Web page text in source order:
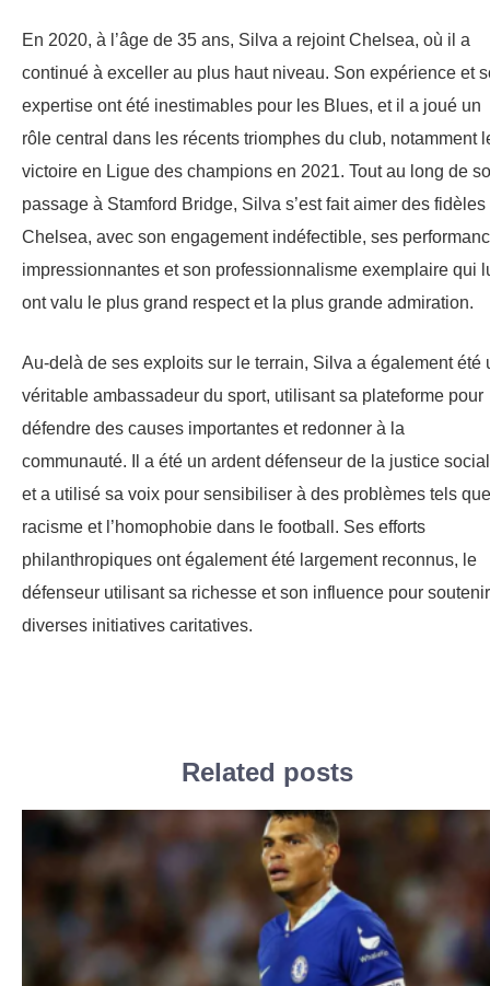
En 2020, à l’âge de 35 ans, Silva a rejoint Chelsea, où il a
continué à exceller au plus haut niveau. Son expérience et
expertise ont été inestimables pour les Blues, et il a joué un
rôle central dans les récents triomphes du club, notamment
victoire en Ligue des champions en 2021. Tout au long de
passage à Stamford Bridge, Silva s’est fait aimer des fidèles
Chelsea, avec son engagement indéfectible, ses
impressionnantes et son professionnalisme exemplaire qui
ont valu le plus grand respect et la plus grande admiration.
Au-delà de ses exploits sur le terrain, Silva a également été
véritable ambassadeur du sport, utilisant sa plateforme pour
défendre des causes importantes et redonner à la
communauté. Il a été un ardent défenseur de la justice
et a utilisé sa voix pour sensibiliser à des problèmes tels
racisme et l’homophobie dans le football. Ses efforts
philanthropiques ont également été largement reconnus, le
défenseur utilisant sa richesse et son influence pour soutenir
diverses initiatives caritatives.
Related posts